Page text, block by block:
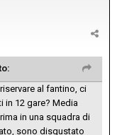
al fantino, ci
in 12 gare? Media
in una squadra di
sono disgustato